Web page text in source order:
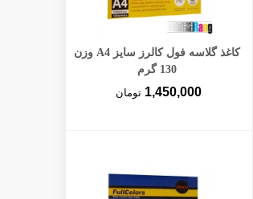
افزودن به سبد خرید
کاغذ گلاسه فول کالرز سایز A4 وزن
130 گرم
1,450,000 تومان